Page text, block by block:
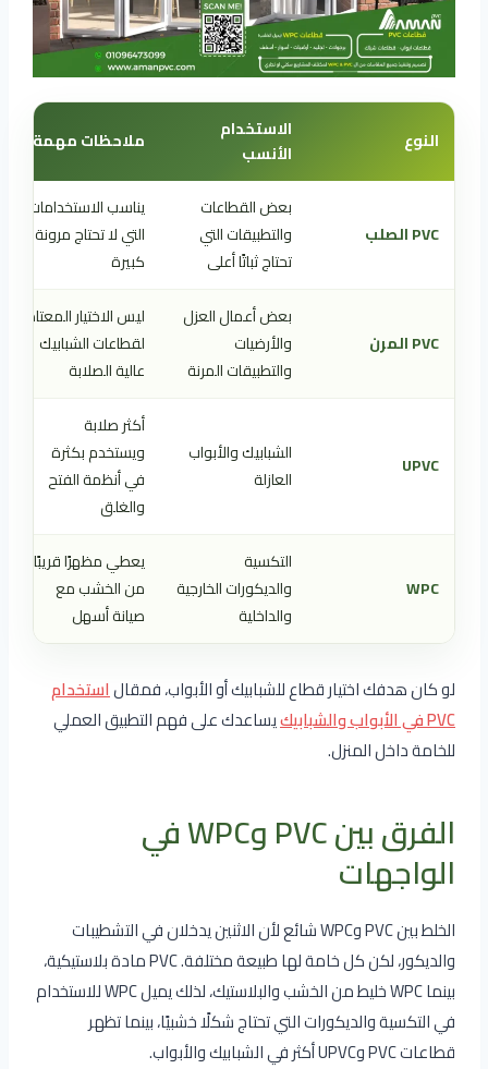
النوع
الاستخدام
الأنسب
ملاحظات مهمة
PVC الصلب
بعض القطاعات
والتطبيقات التي
تحتاج ثباتًا أعلى
يناسب الاستخدامات
التي لا تحتاج مرونة
كبيرة
PVC المرن
بعض أعمال العزل
والأرضيات
والتطبيقات المرنة
ليس الاختيار المعتاد
لقطاعات الشبابيك
عالية الصلابة
UPVC
الشبابيك والأبواب
العازلة
أكثر صلابة
ويستخدم بكثرة
في أنظمة الفتح
والغلق
WPC
التكسية
والديكورات الخارجية
والداخلية
يعطي مظهرًا قريبًا
من الخشب مع
صيانة أسهل
لو كان هدفك اختيار قطاع للشبابيك أو الأبواب، فمقالاستخدام
PVC في الأبواب والشبابيك
يساعدك على فهم التطبيق العملي
للخامة داخل المنزل.
الفرق بين PVC وWPC في
الواجهات
الخلط بين PVC وWPC شائع لأن الاثنين يدخلان في التشطيبات
والديكور، لكن كل خامة لها طبيعة مختلفة. PVC مادة بلاستيكية،
بينما WPC خليط من الخشب والبلاستيك، لذلك يميل WPC للاستخدام
في التكسية والديكورات التي تحتاج شكلًا خشبيًا، بينما تظهر
قطاعات PVC وUPVC أكثر في الشبابيك والأبواب.